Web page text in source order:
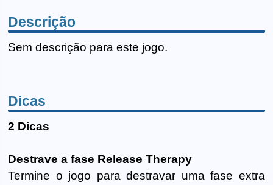
Descrição
Sem descrição para este jogo.
Dicas
2 Dicas
Destrave a fase Release Therapy
Termine o jogo para destravar uma fase extra